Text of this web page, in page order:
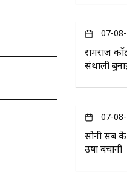
07-
रामराज
संथाली
07-
सोनी सब के
उषा बचानी